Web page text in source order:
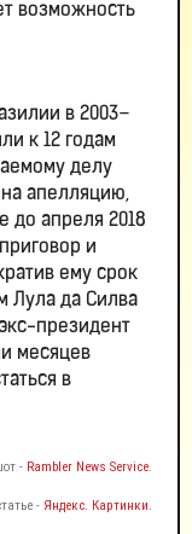
возможность
в 2003–
к 12 годам
делу
апелляцию,
до апреля 2018
и
ему срок
Лула да Силва
президент
месяцев
в
- Rambler News Service.
- Яндекс. Картинки.